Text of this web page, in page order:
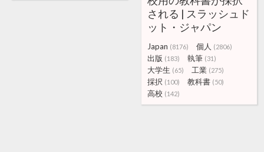
される | スラッシュド
ット・ジャパン
Japan (8176) 個人 (2806)
出版 (183) 執筆 (31)
大学生 (65) 工業 (275)
採択 (100) 教科書 (50)
高校 (142)